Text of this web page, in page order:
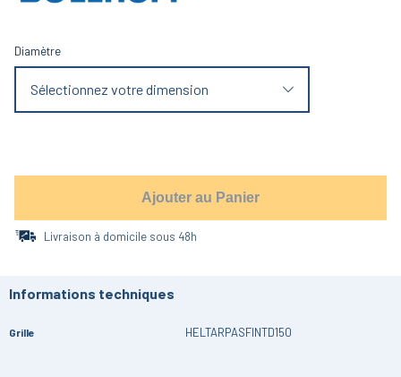
Diamètre
Sélectionnez votre dimension
Ajouter au Panier
Livraison à domicile sous 48h
Informations techniques
Grille HELTARPASFINTD150